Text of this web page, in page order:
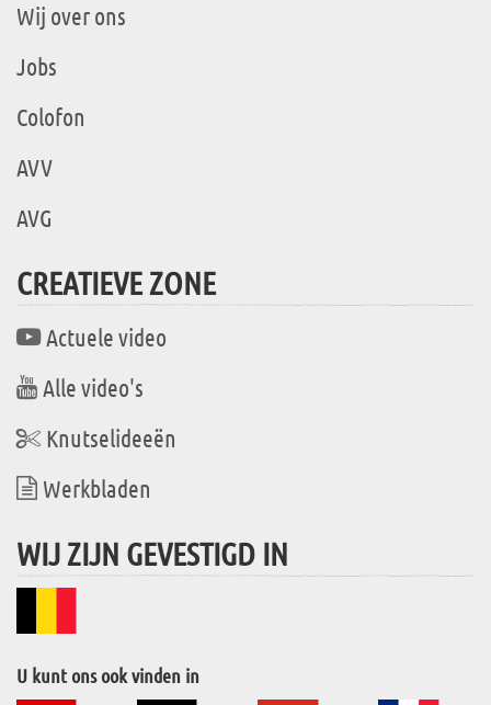
Wij over ons
Jobs
Colofon
AVV
AVG
CREATIEVE ZONE
Actuele video
Alle video's
Knutselideeën
Werkbladen
WIJ ZIJN GEVESTIGD IN
U kunt ons ook vinden in